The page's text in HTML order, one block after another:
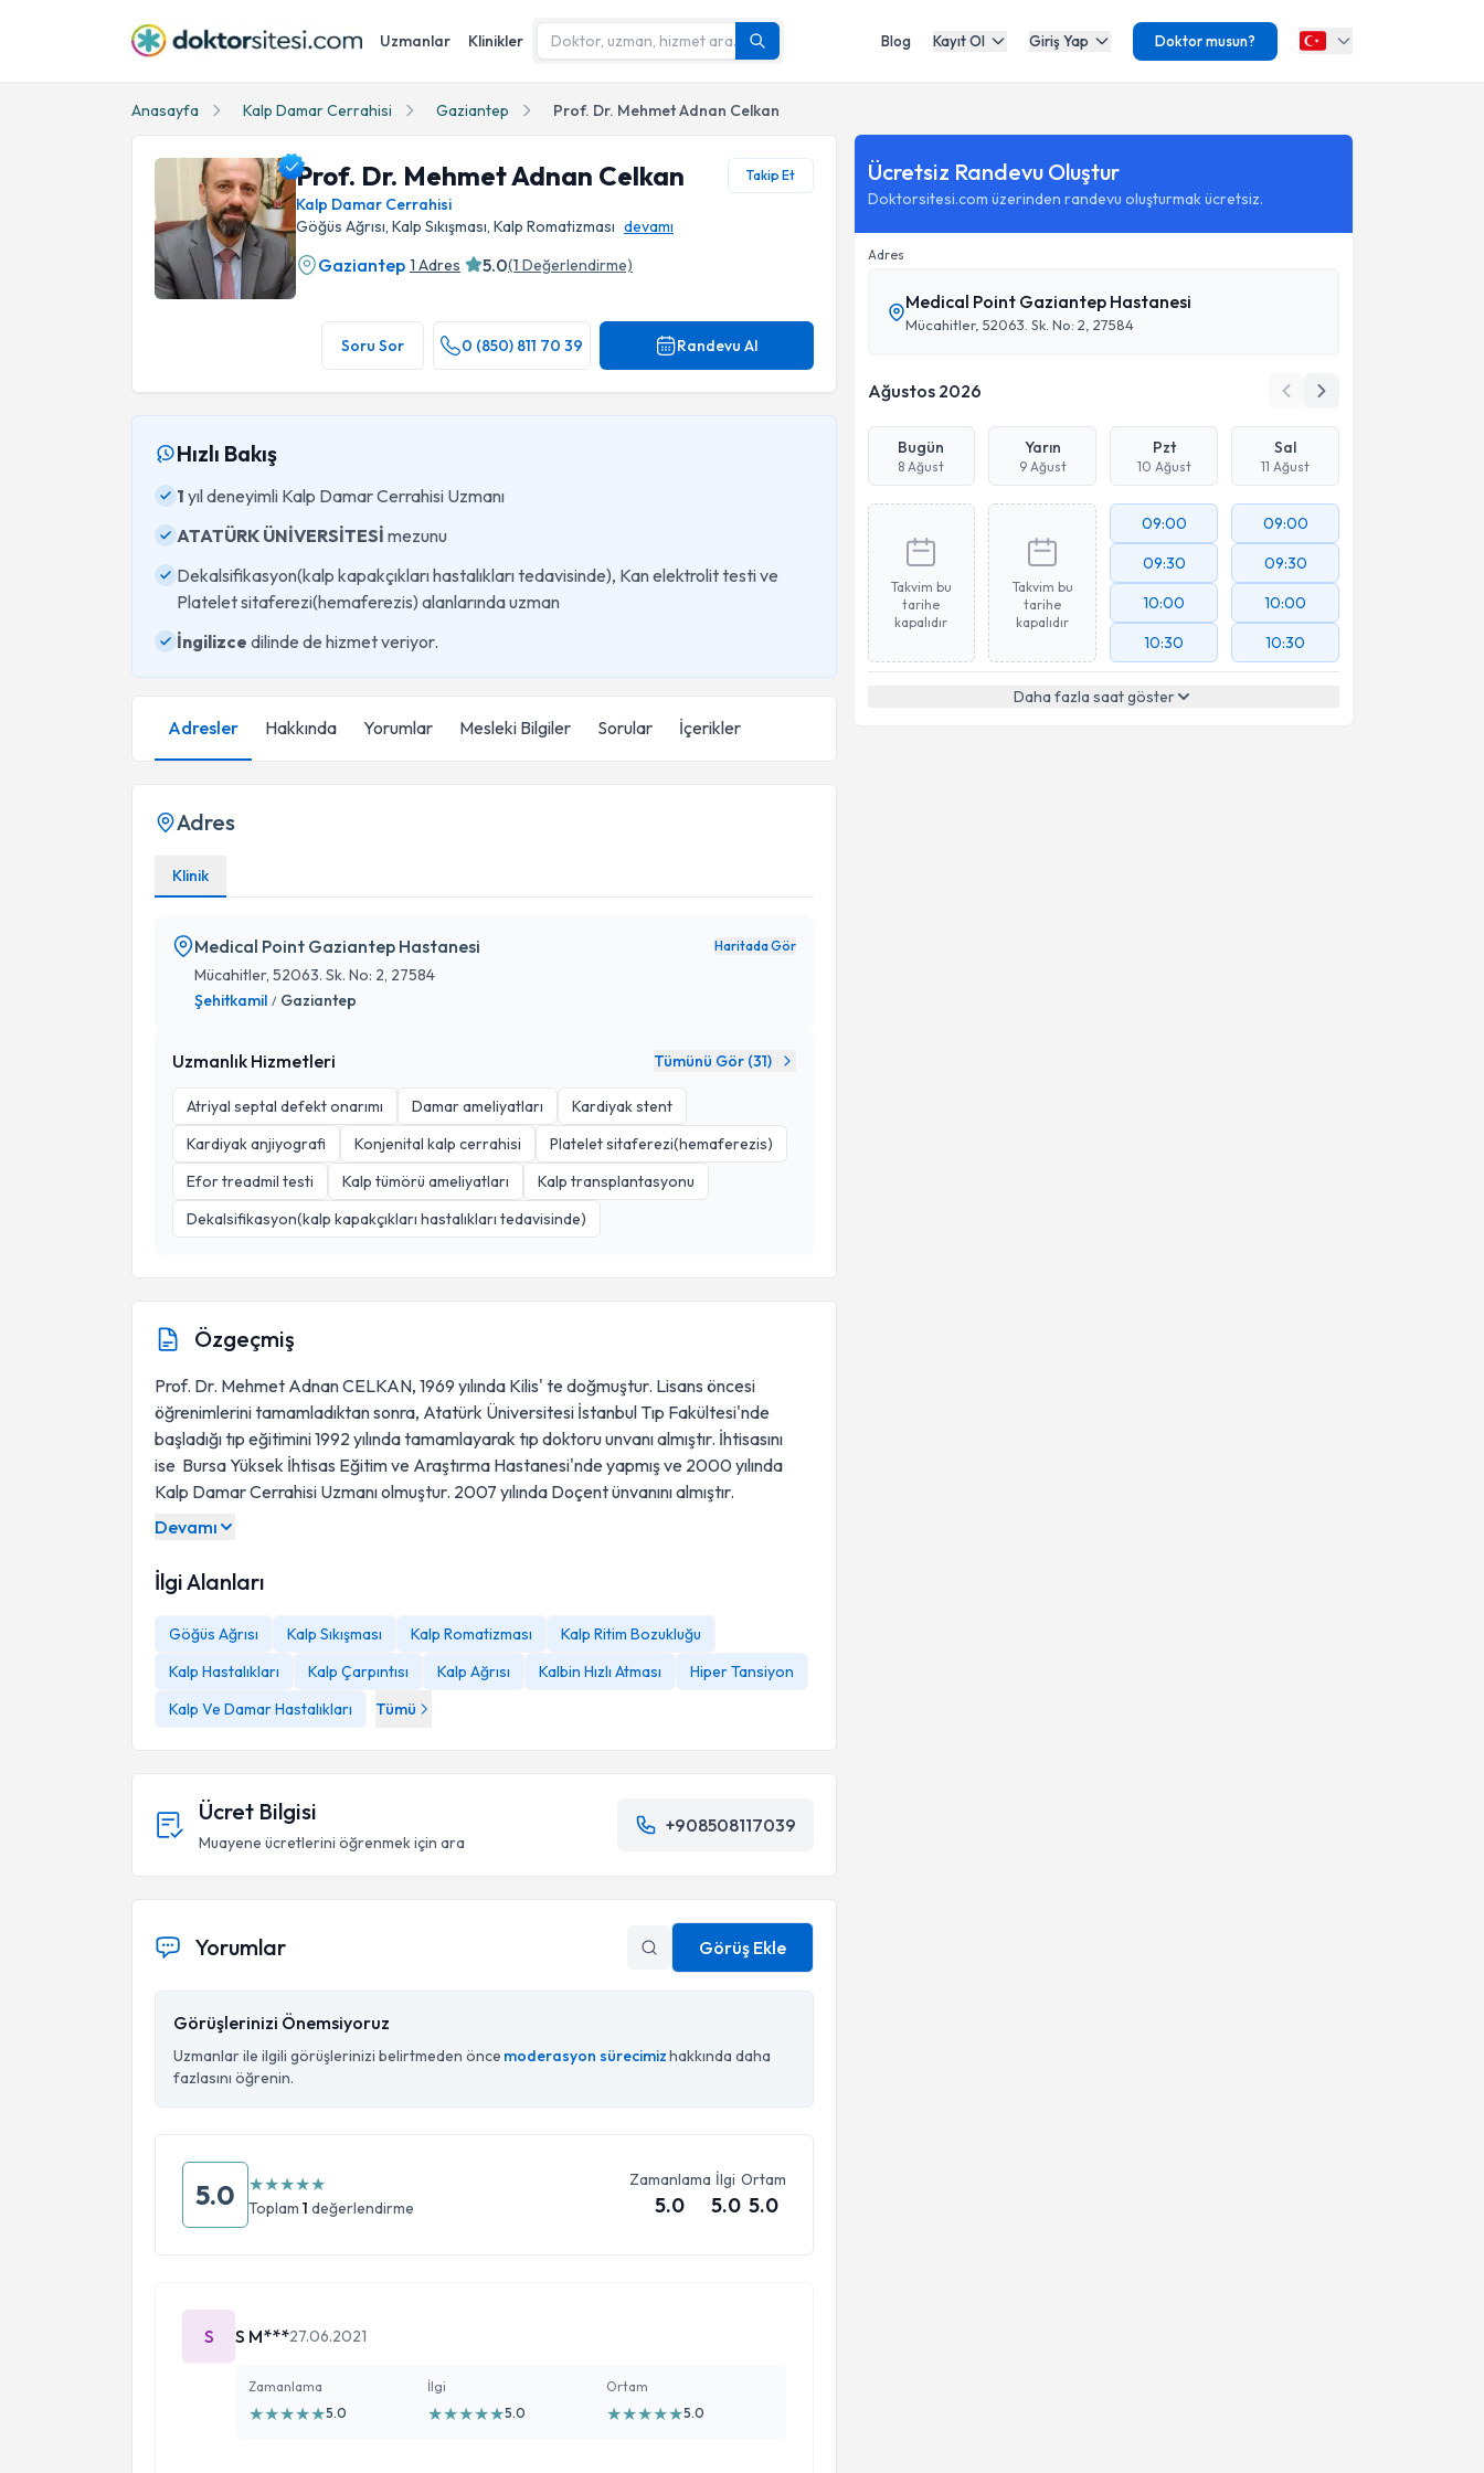
Uzmanlar Klinikler Blog Kayıt Ol Giriş Yap Doktor musun?
Anasayfa Kalp Damar Cerrahisi Gaziantep Prof. Dr. Mehmet Adnan Celkan
Prof. Dr. Mehmet Adnan Celkan Takip Et
Kalp Damar Cerrahisi
Göğüs Ağrısı, Kalp Sıkışması, Kalp Romatizması devamı
Gaziantep 1 Adres 5.0(1 Değerlendirme)
Soru Sor 0 (850) 811 70 39 Randevu Al
Hızlı Bakış
1 yıl deneyimli Kalp Damar Cerrahisi Uzmanı
ATATÜRK ÜNİVERSİTESİ mezunu
Dekalsifikasyon(kalp kapakçıkları hastalıkları tedavisinde), Kan elektrolit testi ve
Platelet sitaferezi(hemaferezis) alanlarında uzman
İngilizce dilinde de hizmet veriyor.
Adresler Hakkında Yorumlar Mesleki Bilgiler Sorular İçerikler
Adres
Klinik
Medical Point Gaziantep Hastanesi Haritada Gör
Mücahitler, 52063. Sk. No: 2, 27584
Şehitkamil / Gaziantep
Uzmanlık Hizmetleri Tümünü Gör (31)
Atriyal septal defekt onarımı Damar ameliyatları
Kardiyak stent
Kardiyak anjiyografi
Konjenital kalp cerrahisi
Platelet sitaferezi(hemaferezis)
Efor treadmil testi
Kalp tümörü ameliyatları
Kalp transplantasyonu
Dekalsifikasyon(kalp kapakçıkları hastalıkları tedavisinde)
Özgeçmiş
Prof. Dr. Mehmet Adnan CELKAN, 1969 yılında Kilis' te doğmuştur. Lisans öncesi
öğrenimlerini tamamladıktan sonra, Atatürk Üniversitesi İstanbul Tıp Fakültesi'nde
başladığı tıp eğitimini 1992 yılında tamamlayarak tıp doktoru unvanı almıştır. İhtisasını
ise Bursa Yüksek İhtisas Eğitim ve Araştırma Hastanesi'nde yapmış ve 2000 yılında
Kalp Damar Cerrahisi Uzmanı olmuştur. 2007 yılında Doçent ünvanını almıştır.
Devamı
İlgi Alanları
Göğüs Ağrısı Kalp Sıkışması Kalp Romatizması
Kalp Ritim Bozukluğu
Kalp Hastalıkları
Kalp Çarpıntısı Kalp Ağrısı Kalbin Hızlı Atması
Hiper Tansiyon
Kalp Ve Damar Hastalıkları
Tümü
Ücret Bilgisi
Muayene ücretlerini öğrenmek için ara
+908508117039
Yorumlar Görüş Ekle
Görüşlerinizi Önemsiyoruz
Uzmanlar ile ilgili görüşlerinizi belirtmeden önce moderasyon sürecimizhakkında daha
fazlasını öğrenin.
5.0 ★★★★★
Toplam 1 değerlendirme
Zamanlama
5.0
İlgi
5.0
Ortam
5.0
S S M***27.06.2021
Zamanlama
★★★★★5.0
İlgi
★★★★★5.0
Ortam
★★★★★5.0
Ücretsiz Randevu Oluştur
Doktorsitesi.com üzerinden randevu oluşturmak ücretsiz.
Adres
Medical Point Gaziantep Hastanesi
Mücahitler, 52063. Sk. No: 2, 27584
Ağustos 2026
Bugün
8 Ağust
Yarın
9 Ağust
Pzt
10 Ağust
Sal
11 Ağust
Takvim bu
tarihe
kapalıdır
Takvim bu
tarihe
kapalıdır
09:00
09:30
10:00
10:30
09:00
09:30
10:00
10:30
Daha fazla saat göster